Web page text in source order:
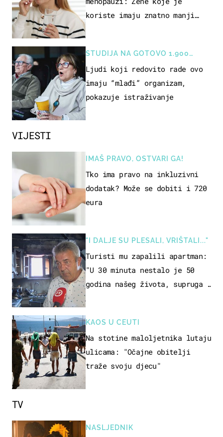
VIJESTI
IMAŠ PRAVO, OSTVARI GA!
Tko ima pravo na inkluzivni
dodatak? Može se dobiti i 720
eura
"I DALJE SU PLESALI, VRIŠTALI..."
Turisti mu zapalili apartman:
"U 30 minuta nestalo je 50
godina našeg života, supruga i
KAOS U CEUTI
Na stotine maloljetnika lutaju
ulicama: "Očajne obitelji
traže svoju djecu"
koriste imaju znatno manji
STUDIJA NA GOTOVO 1.900
OSOBA
Ljudi koji redovito rade ovo
imaju “mlađi” organizam,
pokazuje istraživanje
TV
NASLJEDNIK